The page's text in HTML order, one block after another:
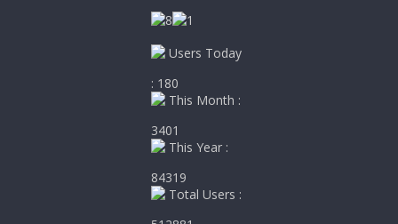
Users Today
: 180
This Month :
3401
This Year :
84319
Total Users :